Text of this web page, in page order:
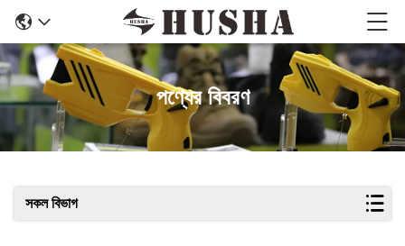
পণ্যের বিবরণ
সকল বিভাগ